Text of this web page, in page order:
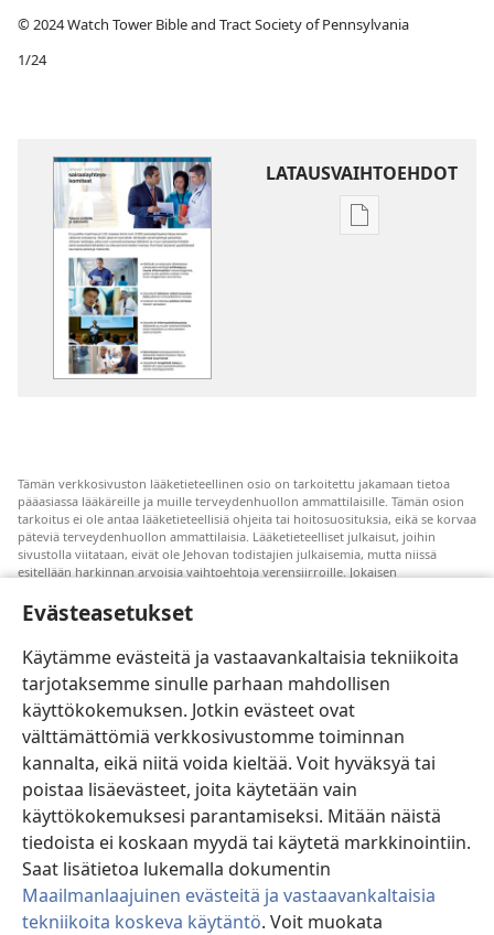
Evästeasetukset
Käytämme evästeitä ja vastaavankaltaisia tekniikoita
tarjotaksemme sinulle parhaan mahdollisen
käyttökokemuksen. Jotkin evästeet ovat
välttämättömiä verkkosivustomme toiminnan
kannalta, eikä niitä voida kieltää. Voit hyväksyä tai
poistaa lisäevästeet, joita käytetään vain
käyttökokemuksesi parantamiseksi. Mitään näistä
tiedoista ei koskaan myydä tai käytetä markkinointiin.
Saat lisätietoa lukemalla dokumentin
Maailmanlaajuinen evästeitä ja vastaavankaltaisia
tekniikoita koskeva käytäntö. Voit muokata
© 2024 Watch Tower Bible and Tract Society of Pennsylvania
1/24
LATAUSVAIHTOEHDOT
Julkaisujen
Tämän verkkosivuston lääketieteellinen osio on tarkoitettu jakamaan tietoa
pääasiassa lääkäreille ja muille terveydenhuollon ammattilaisille. Tämän osion
tarkoitus ei ole antaa lääketieteellisiä ohjeita tai hoitosuosituksia, eikä se korvaa
päteviä terveydenhuollon ammattilaisia. Lääketieteelliset julkaisut, joihin
sivustolla viitataan, eivät ole Jehovan todistajien julkaisemia, mutta niissä
esitellään harkinnan arvoisia vaihtoehtoja verensiirroille. Jokaisen
tasalla, keskustella hoitovaihtoehdoista potilaan kanssa ja auttaa potilasta
tekemään päätöksiä, joissa otetaan huomioon hänen terveydentilansa, oma
hoitomenetelmät eivät sovellu kaikkiin potilaisiin.
Potilaalle: Pyydä terveydentilaasi ja hoitoasi koskevia ohjeita aina omalta
lääkäriltäsi tai joltain muulta pätevältä terveydenhuollon ammattilaiselta. Jos
epäilet olevasi sairas, ota yhteyttä lääkäriin.
Tutustu tämän sivuston käyttöehtoihin.
Väriteema